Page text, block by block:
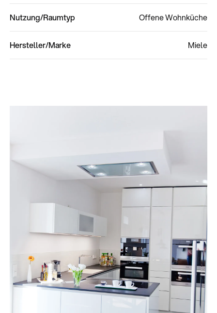
Nutzung/Raumtyp Offene Wohnküche
Hersteller/Marke Miele